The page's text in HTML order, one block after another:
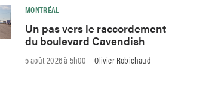
MONTRÉAL
Un pas vers le raccordement
du boulevard Cavendish
5 août 2026 à 5h00 -Olivier Robichaud